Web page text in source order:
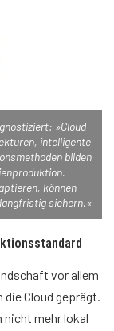
»Cloud-
intelligente
bilden
können
sichern.«
vor allem
Cloud geprägt.
nicht mehr lokal